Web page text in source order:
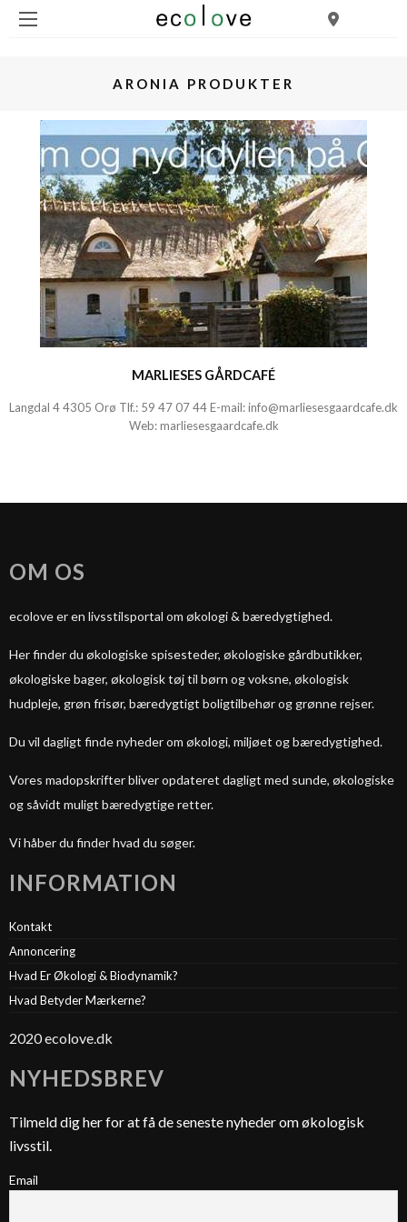
ARONIA PRODUKTER
MARLIESES GÅRDCAFÉ
Langdal 4 4305 Orø Tlf.: 59 47 07 44E-mail:info@marliesesgaardcafe.dk
Web:marliesesgaardcafe.dk
OM OS
ecolove er en livsstilsportal om økologi & bæredygtighed.
Her finder du økologiske spisesteder, økologiske gårdbutikker,
økologiske bager, økologisk tøj til børn og voksne, økologisk
hudpleje, grøn frisør, bæredygtigt boligtilbehør og grønne rejser.
Du vil dagligt finde nyheder om økologi, miljøet og bæredygtighed.
Vores madopskrifter bliver opdateret dagligt med sunde, økologiske
og såvidt muligt bæredygtige retter.
Vi håber du finder hvad du søger.
INFORMATION
Kontakt
Annoncering
Hvad Er Økologi & Biodynamik?
Hvad Betyder Mærkerne?
2020 ecolove.dk
NYHEDSBREV
Tilmeld dig her for at få de seneste nyheder om økologisk
livsstil.
Email